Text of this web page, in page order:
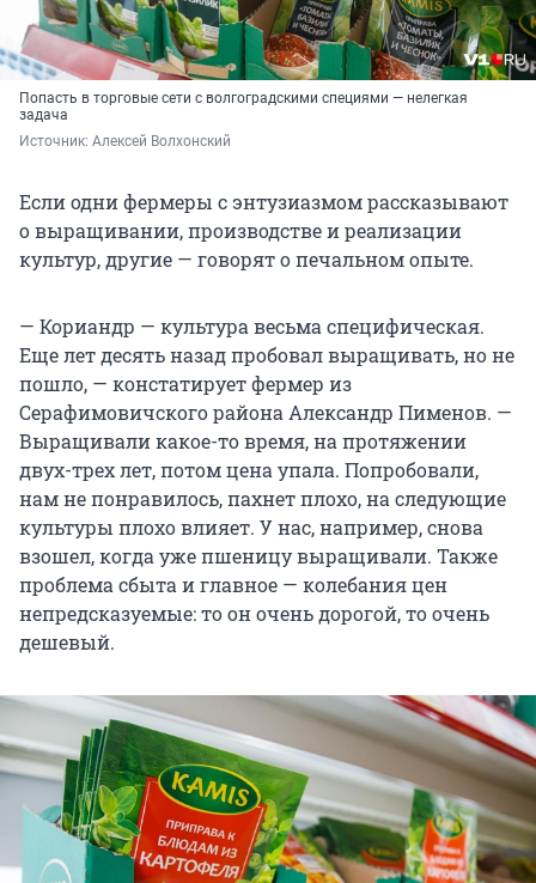
Попасть в торговые сети с волгоградскими специями — нелегкая
задача
Источник: Алексей Волхонский
Если одни фермеры с энтузиазмом рассказывают
о выращивании, производстве и реализации
культур, другие — говорят о печальном опыте.
— Кориандр — культура весьма специфическая.
Еще лет десять назад пробовал выращивать, но не
пошло, — констатирует фермер из
Серафимовичского района Александр Пименов. —
Выращивали какое-то время, на протяжении
двух-трех лет, потом цена упала. Попробовали,
нам не понравилось, пахнет плохо, на следующие
культуры плохо влияет. У нас, например, снова
взошел, когда уже пшеницу выращивали. Также
проблема сбыта и главное — колебания цен
непредсказуемые: то он очень дорогой, то очень
дешевый.